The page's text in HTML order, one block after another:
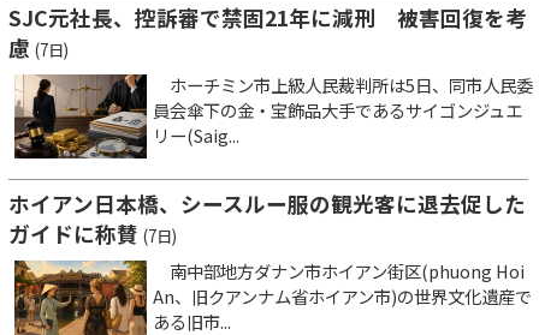
SJC元社長、控訴審で禁固21年に減刑 被害回復を考
慮 (7日)
ホーチミン市上級人民裁判所は5日、同市人民委
員会傘下の金・宝飾品大手であるサイゴンジュエ
リー(Saig...
ホイアン日本橋、シースルー服の観光客に退去促した
ガイドに称賛 (7日)
南中部地方ダナン市ホイアン街区(phuong Hoi
An、旧クアンナム省ホイアン市)の世界文化遺産で
ある旧市...